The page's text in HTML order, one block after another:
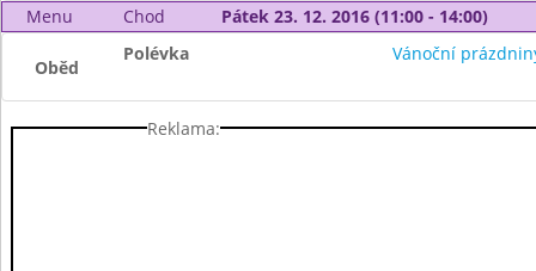
Menu
Chod Pátek 23. 12. 2016 (11:00 - 14:00)
Oběd
Polévka Vánoční
Reklama: